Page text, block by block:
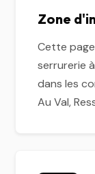
Zone
Cette
serrurerie
dans les
Au Val,